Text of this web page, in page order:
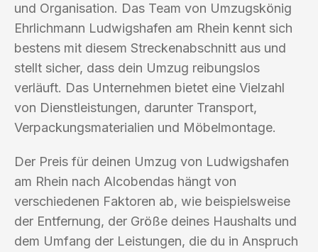
und Organisation. Das Team von Umzugskönig
Ehrlichmann Ludwigshafen am Rhein kennt sich
bestens mit diesem Streckenabschnitt aus und
stellt sicher, dass dein Umzug reibungslos
verläuft. Das Unternehmen bietet eine Vielzahl
von Dienstleistungen, darunter Transport,
Verpackungsmaterialien und Möbelmontage.
Der Preis für deinen Umzug von Ludwigshafen
am Rhein nach Alcobendas hängt von
verschiedenen Faktoren ab, wie beispielsweise
der Entfernung, der Größe deines Haushalts und
dem Umfang der Leistungen, die du in Anspruch